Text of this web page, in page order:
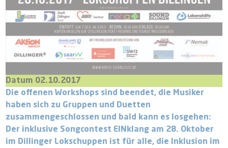
Datum 02.10.2017
Die offenen Workshops sind beendet, die Musiker
haben sich zu Gruppen und Duetten
zusammengeschlossen und bald kann es losgehen:
Der inklusive Songcontest EINklang am 28. Oktober
im Dillinger Lokschuppen ist für alle, die Inklusion im